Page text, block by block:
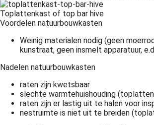
Toplattenkast of top bar hive
Voordelen natuurbouwkasten
Weinig materialen nodig (geen
kunstraat, geen insmelt apparatuur,
Nadelen natuurbouwkasten
raten zijn kwetsbaar
slechte warmtehuishouding
raten zijn er lastig uit te halen voor
nestruimte is niet uit te breiden